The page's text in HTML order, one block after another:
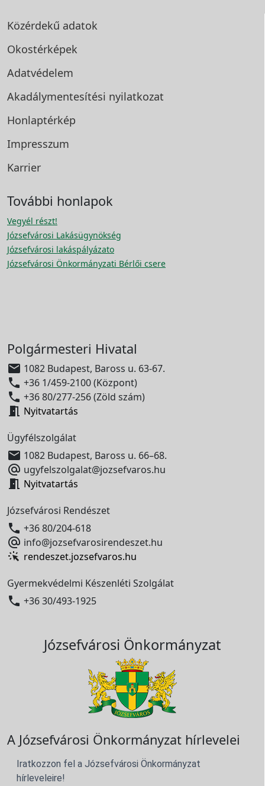
Közérdekű adatok
Okostérképek
Adatvédelem
Akadálymentesítési nyilatkozat
Honlaptérkép
Impresszum
Karrier
További honlapok
Vegyél részt!
Józsefvárosi Lakásügynökség
Józsefvárosi lakáspályázato
Józsefvárosi Önkormányzati Bérlői csere
Polgármesteri Hivatal
 1082 Budapest, Baross u. 63-67.
 +36 1/459-2100 (Központ)
 +36 80/277-256 (Zöld szám)
 Nyitvatartás
Ügyfélszolgálat
 1082 Budapest, Baross u. 66–68.
 ugyfelszolgalat@jozsefvaros.hu
 Nyitvatartás
Józsefvárosi Rendészet
 +36 80/204-618
 info@jozsefvarosirendeszet.hu
rendeszet.jozsefvaros.hu
Gyermekvédelmi Készenléti Szolgálat
 +36 30/493-1925
Józsefvárosi Önkormányzat
A Józsefvárosi Önkormányzat hírlevelei
Iratkozzon fel a Józsefvárosi Önkormányzat
hírleveleire!